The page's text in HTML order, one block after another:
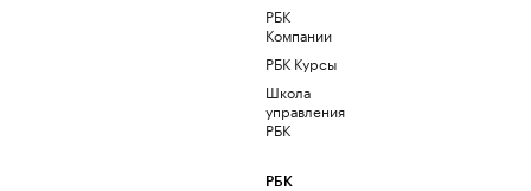
РБК
Компании
РБК Курсы
Школа
управления
РБК
РБК